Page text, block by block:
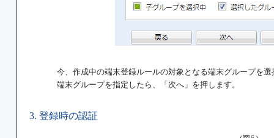
今、作成中の端末登録ルールの対象となる端末グループを
端末グループを指定したら、「次へ」を押します。
3. 登録時の認証